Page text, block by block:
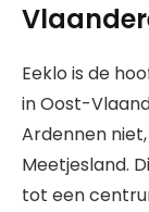
Eeklo is de
in Oost-
Ardennen
Meetjesland.
tot een